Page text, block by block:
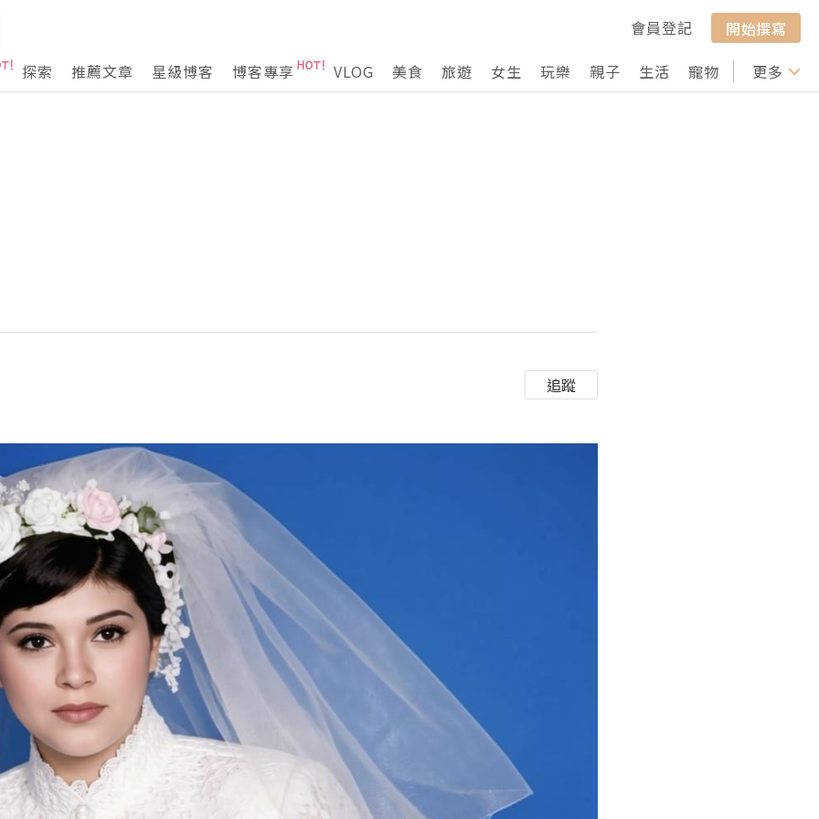
會員登記
開始撰寫
探索
推薦文章 星級博客 博客專享 VLOG 美食 旅遊 女生 玩樂 親子 生活 寵物 行山 打卡
更多
追蹤